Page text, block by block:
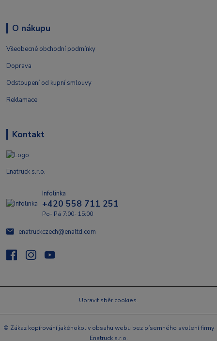
O nákupu
Všeobecné obchodní podmínky
Doprava
Odstoupení od kupní smlouvy
Reklamace
Kontakt
Enatruck s.r.o.
Infolinka
+420 558 711 251
Po- Pá 7:00- 15:00
enatruckczech@enaltd.com
Upravit sběr cookies.
© Zákaz kopírování jakéhokoliv obsahu webu bez písemného svolení firmy
Enatruck s.r.o.